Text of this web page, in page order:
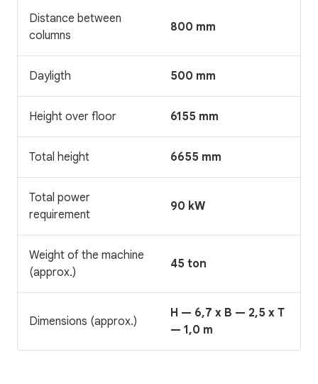
Distance between
columns
800 mm
Dayligth 500 mm
Height over floor 6155 mm
Total height 6655 mm
Total power
requirement
90 kW
Weight of the machine
(approx.)
45 ton
Dimensions (approx.)
H — 6,7 x B — 2,5 x T
— 1,0 m